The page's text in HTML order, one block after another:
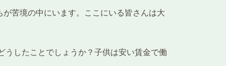
苦境の中にいます。ここにいる皆さんは大
うしたことでしょうか？子供は安い賃金で働